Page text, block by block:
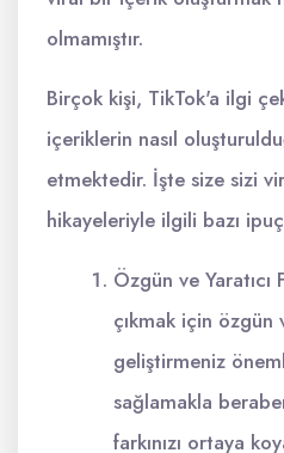
olmamıştır.
Birçok kişi, TikTok'a ilgi
içeriklerin nasıl
etmektedir. İşte size sizi
hikayeleriyle ilgili bazı
Özgün ve
çıkmak için özgün
geliştirmeniz
sağlamakla
farkınızı ortaya